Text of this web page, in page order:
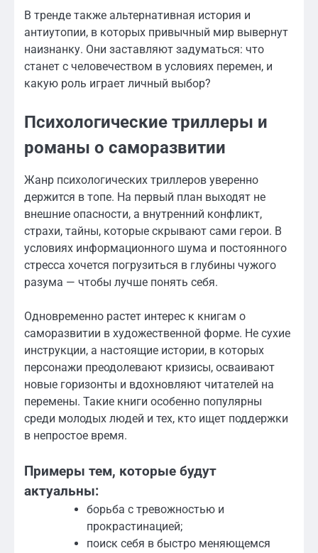
В тренде также альтернативная история и
антиутопии, в которых привычный мир вывернут
наизнанку. Они заставляют задуматься: что
станет с человечеством в условиях перемен, и
какую роль играет личный выбор?
Психологические триллеры и
романы о саморазвитии
Жанр психологических триллеров уверенно
держится в топе. На первый план выходят не
внешние опасности, а внутренний конфликт,
страхи, тайны, которые скрывают сами герои. В
условиях информационного шума и постоянного
стресса хочется погрузиться в глубины чужого
разума — чтобы лучше понять себя.
Одновременно растет интерес к книгам о
саморазвитии в художественной форме. Не сухие
инструкции, а настоящие истории, в которых
персонажи преодолевают кризисы, осваивают
новые горизонты и вдохновляют читателей на
перемены. Такие книги особенно популярны
среди молодых людей и тех, кто ищет поддержки
в непростое время.
Примеры тем, которые будут
актуальны:
борьба с тревожностью и
прокрастинацией;
поиск себя в быстро меняющемся